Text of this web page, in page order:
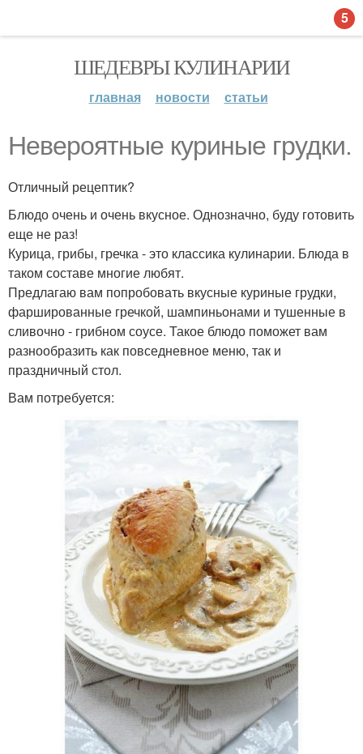
ШЕДЕВРЫ КУЛИНАРИИ
главная новости статьи
Невероятные куриные грудки.
Отличный рецептик?
Блюдо очень и очень вкусное. Однозначно, буду готовить
еще не раз!
Курица, грибы, гречка - это классика кулинарии. Блюда в
таком составе многие любят.
Предлагаю вам попробовать вкусные куриные грудки,
фаршированные гречкой, шампиньонами и тушенные в
сливочно - грибном соусе. Такое блюдо поможет вам
разнообразить как повседневное меню, так и
праздничный стол.
Вам потребуется:
5